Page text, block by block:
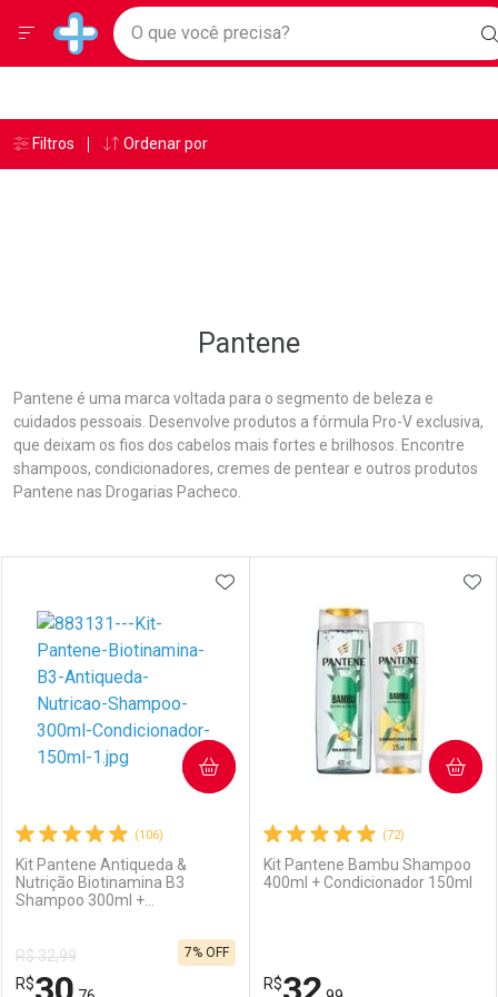
Drogarias Pacheco
Baixe nosso APP e aproveite Ofertas Exclusivas!
Ir direto para a home
pela página
Ir direto para o conteúdo
Ir direto para a busca
Ir direto para a ajuda
Ir direto para a notificações
Faça a sua busca
O que você precisa?
Menu
Breadcrumb
Drogarias Pacheco Pantene
Pantene
Pantene é uma marca voltada para o segmento de beleza e
cuidados pessoais. Desenvolve produtos a fórmula Pro-V exclusiva,
que deixam os fios dos cabelos mais fortes e brilhosos. Encontre
shampoos, condicionadores, cremes de pentear e outros produtos
Pantene nas Drogarias Pacheco.
(106)
Kit Pantene Antiqueda &
Nutrição Biotinamina B3
Shampoo 300ml +
R$ 32,99
R$
7% OFF
ADICIONAR AOS FAVORITOS
COMPRAR
(72)
Kit Pantene Bambu Shampoo
400ml + Condicionador 150ml
R$
COMPRAR
Âncoras
Filtros Ordenar por